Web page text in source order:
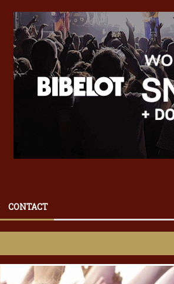
CONTACT